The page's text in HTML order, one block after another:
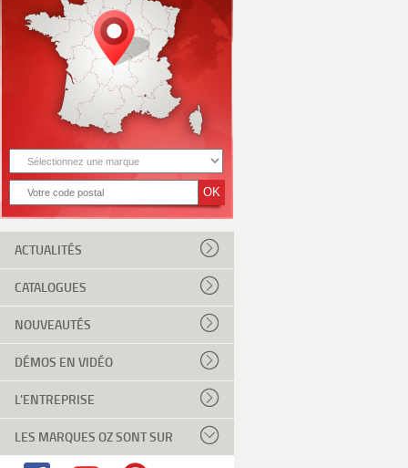
ACTUALITÉS
CATALOGUES
NOUVEAUTÉS
DÉMOS EN VIDÉO
L'ENTREPRISE
LES MARQUES OZ SONT SUR